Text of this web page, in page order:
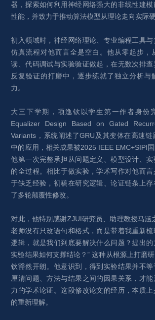
器，探索如何利用神经网络强大的非线性建
性能，并致力于推动算法模型从理论走向实际硬
初入领域时，神经网络理论、专业编程工具
仿真流程对他而言全是空白。他从零起步，
读、代码调试与实验验证做起，在无数次排查
反复验证的打磨中，逐步练就了独立分析与
力。
大三下学期，项逸钦以学生第一作者身份
Equalizer Design Based on Gated
Variants，系统阐述了GRU及其变体在高速
中的应用，相关成果被2025 IEEE EMC+SIPI
他第一次完整承担从问题定义、模型设计、
的全过程。相比于做实验，学术写作对他而
于缺乏经验，初稿在研究逻辑、论证链条上
了多轮颠覆性修改。
对此，他特别感谢ZJUI研究员、助理教授马涵
老师没有只改语句和格式，而是带着我重新
逻辑，就是我们到底要解决什么问题？提出的
实验结果如何支撑结论？” 这种从根源上打磨
钦豁然开朗。他意识到，得到实验结果并不
厘清问题、方法与结果之间的因果关系，才
力的学术论证。这段修改论文的经历，本质
的重新理解。